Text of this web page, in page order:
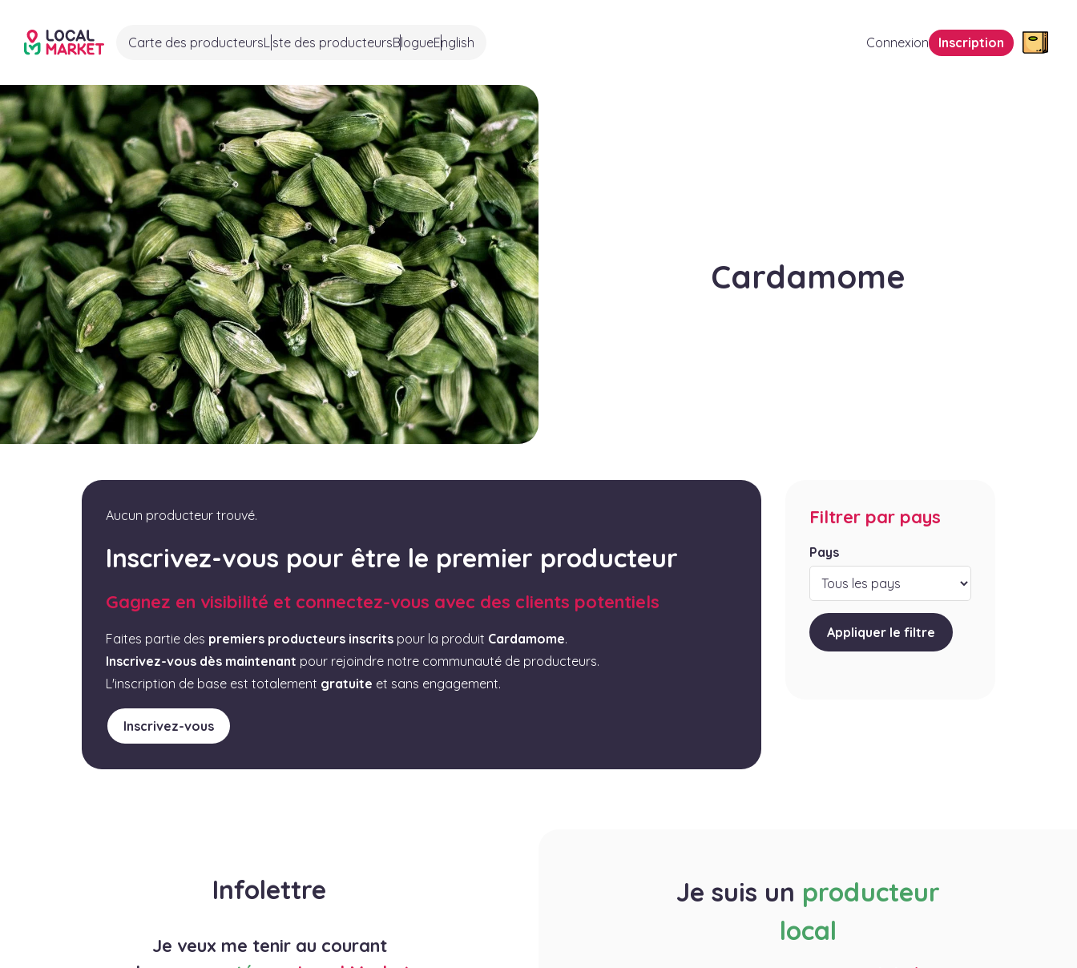
Carte des producteursListe des producteursBlogueEnglish Connexion Inscription
Cardamome
Aucun producteur trouvé.
Inscrivez-vous pour être le premier producteur
Gagnez en visibilité et connectez-vous avec des clients potentiels
Faites partie des premiers producteurs inscrits pour la produit Cardamome.
Inscrivez-vous dès maintenant pour rejoindre notre communauté de producteurs.
L'inscription de base est totalement gratuite et sans engagement.
Inscrivez-vous
Filtrer par pays
Pays
Appliquer le filtre
Infolettre
Je veux me tenir au courant
Je suis un producteur
local